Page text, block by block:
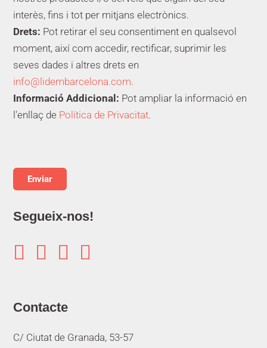
interès, fins i tot per mitjans electrònics.
Drets: Pot retirar el seu consentiment en qualsevol
moment, així com accedir, rectificar, suprimir les
seves dades i altres drets en
info@lidembarcelona.com.
Informació Addicional: Pot ampliar la informació en
l'enllaç de Política de Privacitat.
Segueix-nos!
   
Contacte
C/ Ciutat de Granada, 53-57